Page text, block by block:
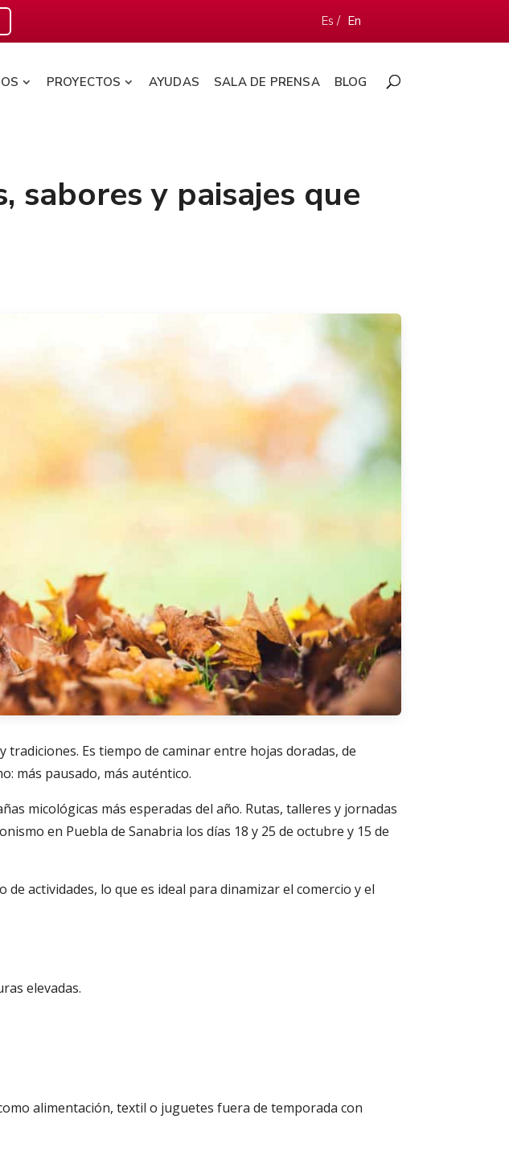
Es / En
PROYECTOS AYUDAS SALA DE PRENSA BLOG
sabores y paisajes que
Es tiempo de caminar entre hojas doradas, de
más pausado, más auténtico.
micológicas más esperadas del año. Rutas, talleres y jornadas
en Puebla de Sanabria los días 18 y 25 de octubre y 15 de
actividades, lo que es ideal para dinamizar el comercio y el
elevadas.
alimentación, textil o juguetes fuera de temporada con